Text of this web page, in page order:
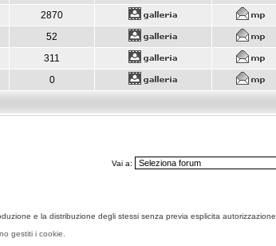
2870
52
311
0
Vai a:
e la distribuzione degli stessi senza previa esplicita autorizzazione.
gestiti i cookie.